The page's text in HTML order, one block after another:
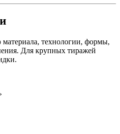
технологии, формы,
Для крупных тиражей